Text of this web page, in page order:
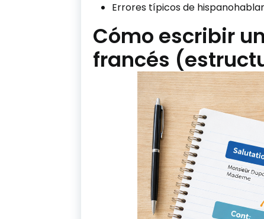
Errores típicos de
Cómo escribir
francés